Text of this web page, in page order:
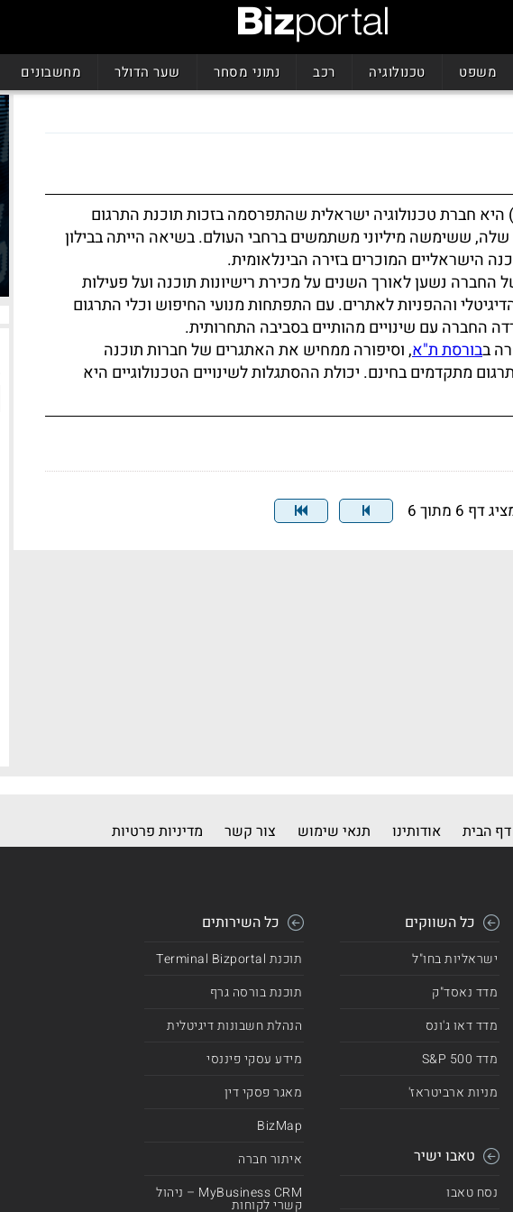
משפט טכנולוגיה רכב נתוני מסחר שער הדולר מחשבונים
בבילון (Babylon) היא חברת טכנולוגיה ישראלית שהתפרסמה בזכות תוכנת התרגום
שלה, ששימשה מיליוני משתמשים ברחבי העולם. בשיאה הייתה בבילון
הישראליים המוכרים בזירה הבינלאומית.
החברה נשען לאורך השנים על מכירת רישיונות תוכנה ועל פעילות
וההפניות לאתרים. עם התפתחות מנועי החיפוש וכלי התרגום
החברה עם שינויים מהותיים בסביבה התחרותית.
בבורסת ת"א, וסיפורה ממחיש את האתגרים של חברות תוכנה
מתקדמים בחינם. יכולת ההסתגלות לשינויים הטכנולוגיים היא
דף 6 מתוך 6
דף הבית אודותינו תנאי שימוש צור קשר מדיניות פרטיות
כל השווקים
ישראליות בחו"ל
מדד נאסד"ק
מדד דאו ג'ונס
מדד 500 S&P
מניות ארביטראז'
טאבו ישיר
נסח טאבו
כל השירותים
תוכנת Terminal Bizportal
תוכנת בורסה גרף
הנהלת חשבונות דיגיטלית
מידע עסקי פיננסי
מאגר פסקי דין
BizMap
איתור חברה
MyBusiness CRM – ניהול
קשרי לקוחות